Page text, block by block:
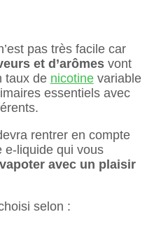
pas très facile car
et d’arômesvont
taux de nicotinevariable
essentiels avec
rentrer en compte
e-liquide qui vous
vapoter avec un plaisir
selon :